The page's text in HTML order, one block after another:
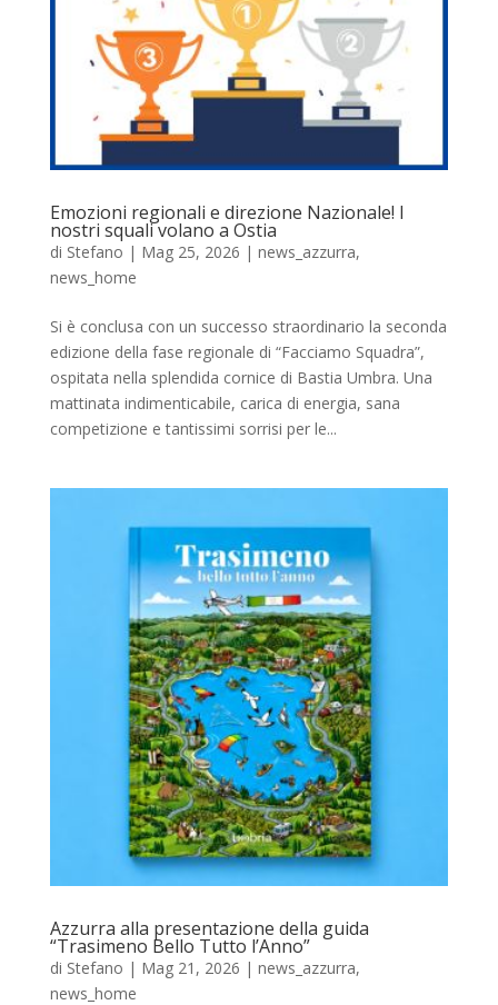
Emozioni regionali e direzione Nazionale! I
nostri squali volano a Ostia
di Stefano | Mag 25, 2026 | news_azzurra,
news_home
Si è conclusa con un successo straordinario la seconda
edizione della fase regionale di “Facciamo Squadra”,
ospitata nella splendida cornice di Bastia Umbra. Una
mattinata indimenticabile, carica di energia, sana
competizione e tantissimi sorrisi per le...
Azzurra alla presentazione della guida
“Trasimeno Bello Tutto l’Anno”
di Stefano | Mag 21, 2026 | news_azzurra,
news_home